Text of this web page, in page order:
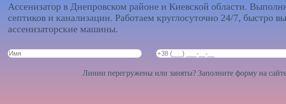
Ассенизатор в Днепровском районе и Киевской области.
септиков и канализации. Работаем круглосуточно 24/7, быстро
ассенизаторские машины.
Линии перегружены или заняты? Заполните форму на